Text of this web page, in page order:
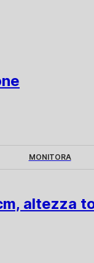
MONITORA
altezza